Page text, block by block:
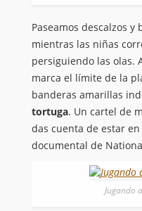
Paseamos descalzos
mientras las niñas
persiguiendo las olas.
marca el límite de la
banderas amarillas
tortuga. Un cartel de
das cuenta de estar
documental de
Jugando